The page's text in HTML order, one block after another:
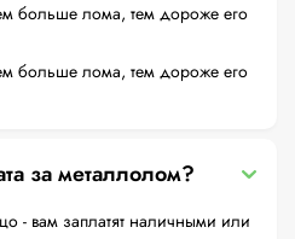
больше лома, тем дороже его
больше лома, тем дороже его
за металлолом?
- вам заплатят наличными или